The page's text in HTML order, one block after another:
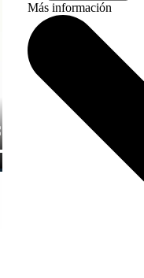
Más información